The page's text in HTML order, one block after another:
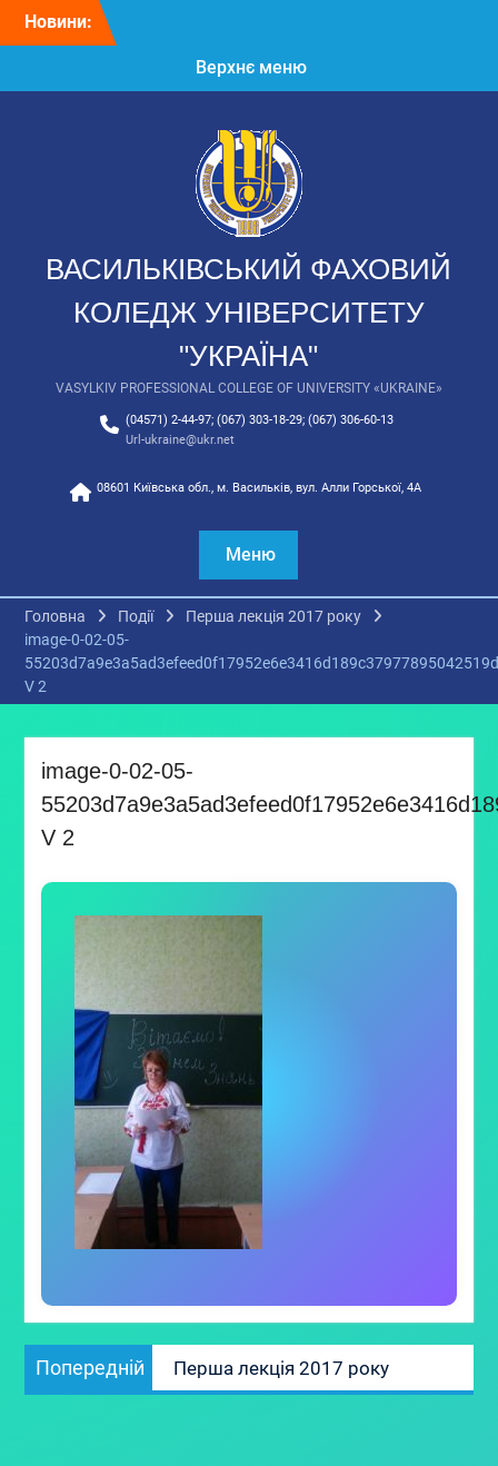
Новини:
фахового коледжу щиро
вітає президента
Таланчука Петра
Михайловича з Днем
народження!
Вітаємо з Днем
майбутнє!
З Днем Української
Державності!
Верхнє меню
ВАСИЛЬКІВСЬКИЙ ФАХОВИЙ
КОЛЕДЖ УНІВЕРСИТЕТУ
"УКРАЇНА"
VASYLKIV PROFESSIONAL COLLEGE OF UNIVERSITY «UKRAINE»
(04571) 2-44-97; (067) 303-18-29; (067) 306-60-13
Url-ukraine@ukr.net
08601 Київська обл., м. Васильків, вул. Алли Горської, 4А
Меню
Головна Події
Перша лекція 2017 року
image-0-02-05-
V 2
image-0-02-05-
V 2
Навігація
записів
Попередній
запис:
Перша лекція 2017 року